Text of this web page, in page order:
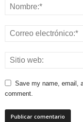
Save my name, email,
comment.